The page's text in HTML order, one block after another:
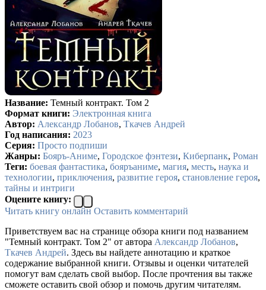
Название: Темный контракт. Том 2
Формат книги: Электронная книга
Автор: Александр Лобанов, Ткачев Андрей
Год написания: 2023
Серия: Просто подпиши
Жанры: Бояръ-Аниме, Городское фэнтези, Киберпанк, Роман
Теги: боевая фантастика, бояръаниме, магия, месть, наука и
технологии, приключения, развитие героя, становление героя,
тайны и интриги
Оцените книгу:
Читать книгу онлайн Оставить комментарий
Приветствуем вас на странице обзора книги под названием
"Темный контракт. Том 2" от автора Александр Лобанов,
Ткачев Андрей. Здесь вы найдете аннотацию и краткое
содержание выбранной книги. Отзывы и оценки читателей
помогут вам сделать свой выбор. После прочтения вы также
сможете оставить свой обзор и помочь другим читателям.